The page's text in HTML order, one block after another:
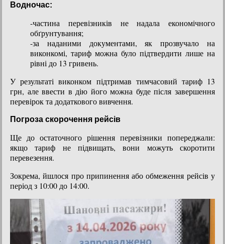
Водночас:
-частина перевізників не надала економічного
обґрунтування;
-за наданими документами, як прозвучало на
виконкомі, тариф можна було підтвердити лише на
рівні до 13 гривень.
У результаті виконком підтримав тимчасовий тариф 13
грн, але ввести в дію його можна буде після завершення
перевірок та додаткового вивчення.
Погроза скорочення рейсів
Ще до остаточного рішення перевізники попереджали:
якщо тариф не підвищать, вони можуть скоротити
перевезення.
Зокрема, йшлося про припинення або обмеження рейсів у
період з 10:00 до 14:00.